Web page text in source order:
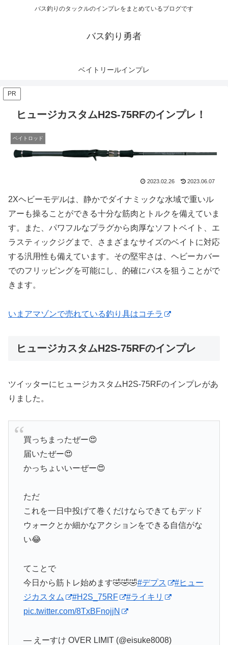
バス釣りのタックルのインプレをまとめているブログです
バス釣り勇者
ベイトリールインプレ
PR
ヒュージカスタムH2S-75RFのインプレ！
ベイトロッド
2023.02.26 2023.06.07
2Xヘビーモデルは、静かでダイナミックな水域で重いル
アーも操ることができる十分な筋肉とトルクを備えていま
す。また、パワフルなプラグから肉厚なソフトベイト、エ
ラスティックジグまで、さまざまなサイズのベイトに対応
する汎用性も備えています。その堅牢さは、ヘビーカバー
でのフリッピングを可能にし、的確にバスを狙うことがで
きます。
いまアマゾンで売れている釣り具はコチラ
ヒュージカスタムH2S-75RFのインプレ
ツイッターにヒュージカスタムH2S-75RFのインプレがあ
りました。
買っちまったぜー😍
届いたぜー😍
かっちょいいーぜー😍
ただ
これを一日中投げて巻くだけならできてもデッド
ウォークとか細かなアクションをできる自信がな
い😂
てことで
今日から筋トレ始めます🤣🤣🤣#デプス
#ヒュー
ジカスタム
#H2S_75RF
#ライキリ
pic.twitter.com/8TxBFnojjN
— えーすけ OVER LIMIT (@eisuke8008)